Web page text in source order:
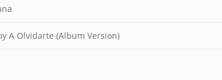
A Olvidarte (Album Version)